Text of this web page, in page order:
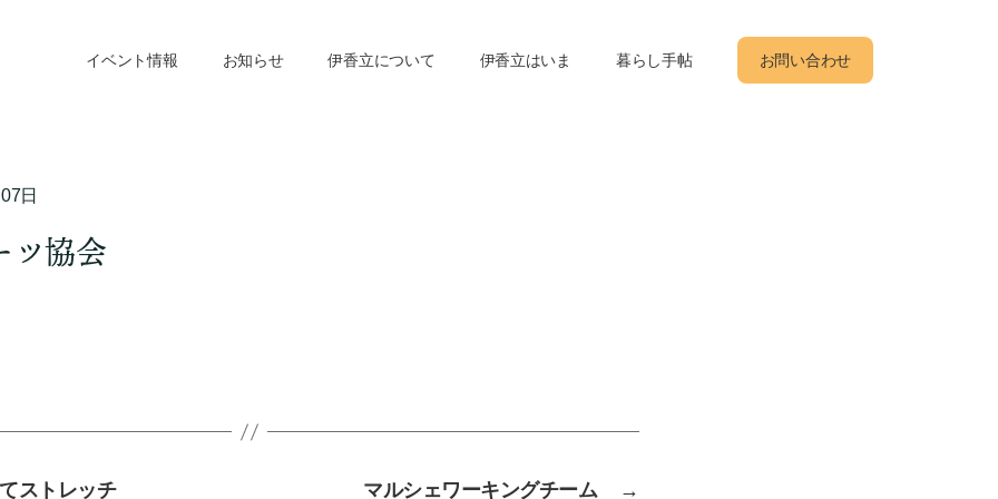
イベント情報 お知らせ 伊香立について 伊香立はいま 暮らし手帖 お問い合わせ
日
ツ協会
ストレッチ →
マルシェワーキングチーム